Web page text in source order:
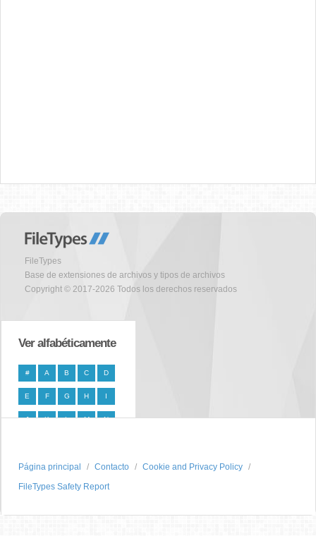
FileTypes
Base de extensiones de archivos y tipos de archivos
Copyright © 2017-2026 Todos los derechos reservados
Ver alfabéticamente
# A B C D
E F G H I
J K L M N
T U V W X
Y Z
Página principal Contacto
Cookie and Privacy Policy
FileTypes Safety Report